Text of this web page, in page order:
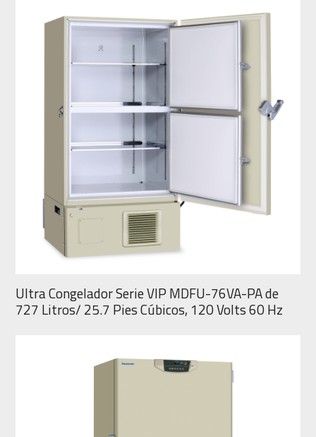
Ultra Congelador Serie VIP MDFU-76VA-PA de
727 Litros/ 25.7 Pies Cúbicos, 120 Volts 60 Hz